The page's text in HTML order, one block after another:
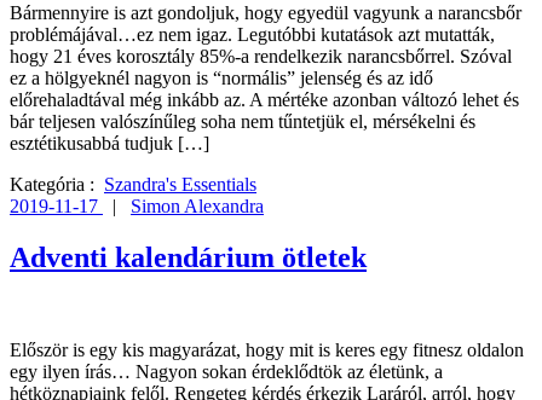
Bármennyire is azt gondoljuk, hogy egyedül vagyunk a narancsbőr
problémájával…ez nem igaz. Legutóbbi kutatások azt mutatták,
hogy 21 éves korosztály 85%-a rendelkezik narancsbőrrel. Szóval
ez a hölgyeknél nagyon is “normális” jelenség és az idő
előrehaladtával még inkább az. A mértéke azonban változó lehet és
bár teljesen valószínűleg soha nem tűntetjük el, mérsékelni és
esztétikusabbá tudjuk […]
Kategória : Szandra's Essentials
2019-11-17
| Simon Alexandra
Adventi kalendárium ötletek
Először is egy kis magyarázat, hogy mit is keres egy fitnesz oldalon
egy ilyen írás… Nagyon sokan érdeklődtök az életünk, a
hétköznapjaink felől. Rengeteg kérdés érkezik Laráról, arról, hogy